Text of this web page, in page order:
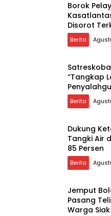
Borok
Disorot
Setoran
Berita
“Tangkap
Informasi
Berita
Dukung
Tangki Air
85 Persen
Berita
Jemput
Pasang
Warga Siak